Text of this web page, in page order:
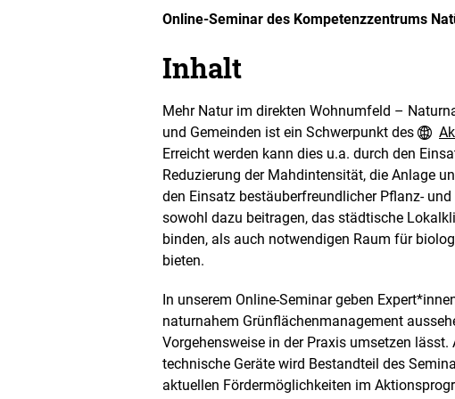
f
e
t
i
l
d
i
n
e
i
n
e
r
e
r
g
ö
ß
Online-Seminar des Kompetenzzentrums
Inhalt
Mehr Natur im direkten Wohnumfeld –
und Gemeinden ist ein Schwerpunkt des
Erreicht werden kann dies u.a. durch den
Reduzierung der Mahdintensität, die Anlage
den Einsatz bestäuberfreundlicher Pflanz-
sowohl dazu beitragen, das städtische
binden, als auch notwendigen Raum für
bieten.
In unserem Online-Seminar geben
naturnahem Grünflächenmanagement
Vorgehensweise in der Praxis umsetzen
technische Geräte wird Bestandteil des
aktuellen Fördermöglichkeiten im